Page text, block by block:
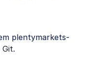
plentymarkets-
Git.